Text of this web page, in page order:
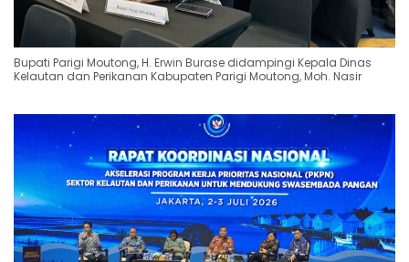
Bupati Parigi Moutong, H. Erwin Burase didampingi Kepala Dinas
Kelautan dan Perikanan Kabupaten Parigi Moutong, Moh. Nasir